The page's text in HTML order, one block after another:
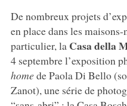
De nombreux projets
en place dans les
particulier, la Casa della
4 septembre l’exposition
homede Paola Di Bello
Zanot), une série de